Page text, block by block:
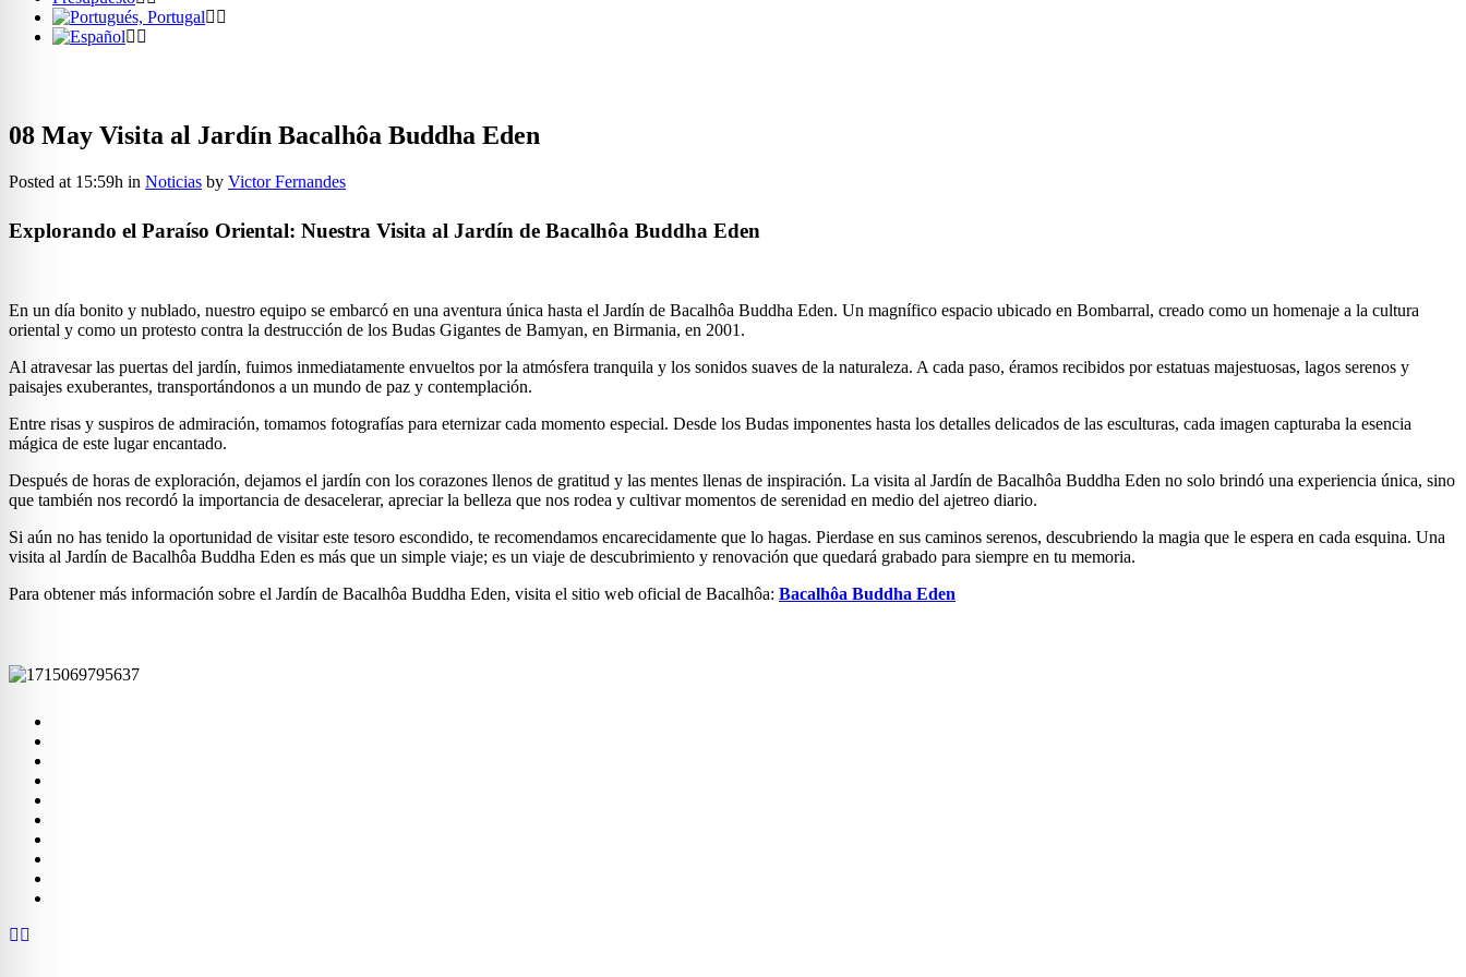
08 May Visita al Jardín Bacalhôa Buddha Eden
Posted at 15:59h in Noticias by Victor Fernandes
Explorando el Paraíso Oriental: Nuestra Visita al Jardín de Bacalhôa Buddha Eden
En un día bonito y nublado, nuestro equipo se embarcó en una aventura única hasta el Jardín de Bacalhôa Buddha Eden. Un magnífico espacio ubicado en Bombarral, creado como un homenaje a la cultura
oriental y como un protesto contra la destrucción de los Budas Gigantes de Bamyan, en Birmania, en 2001.
Al atravesar las puertas del jardín, fuimos inmediatamente envueltos por la atmósfera tranquila y los sonidos suaves de la naturaleza. A cada paso, éramos recibidos por estatuas majestuosas, lagos serenos y
paisajes exuberantes, transportándonos a un mundo de paz y contemplación.
Entre risas y suspiros de admiración, tomamos fotografías para eternizar cada momento especial. Desde los Budas imponentes hasta los detalles delicados de las esculturas, cada imagen capturaba la esencia
mágica de este lugar encantado.
Después de horas de exploración, dejamos el jardín con los corazones llenos de gratitud y las mentes llenas de inspiración. La visita al Jardín de Bacalhôa Buddha Eden no solo brindó una experiencia única, sino
que también nos recordó la importancia de desacelerar, apreciar la belleza que nos rodea y cultivar momentos de serenidad en medio del ajetreo diario.
Si aún no has tenido la oportunidad de visitar este tesoro escondido, te recomendamos encarecidamente que lo hagas. Pierdase en sus caminos serenos, descubriendo la magia que le espera en cada esquina. Una
visita al Jardín de Bacalhôa Buddha Eden es más que un simple viaje; es un viaje de descubrimiento y renovación que quedará grabado para siempre en tu memoria.
Para obtener más información sobre el Jardín de Bacalhôa Buddha Eden, visita el sitio web oficial de Bacalhôa: Bacalhôa Buddha Eden